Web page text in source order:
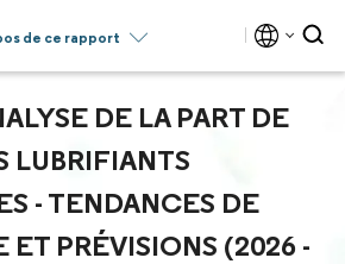
de ce rapport
DE LA PART DE
LUBRIFIANTS
- TENDANCES DE
ET PRÉVISIONS (2026 -